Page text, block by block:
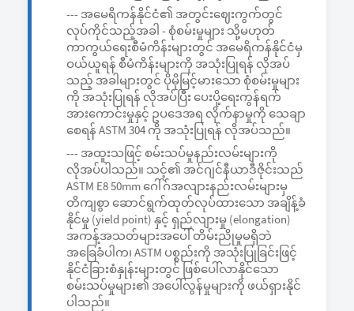
--- အမေရိကန်နိုင်ငံ၏ အတွင်းဈေးကွက်တွင်
လုပ်ကိုင်သည့်အခါ - စုံစမ်းမှုများ သို့မဟုတ်
ကာကွယ်ရေးစီမံကိန်းများတွင် အမေရိကန်နိုင်ငံမှ
ဝယ်ယူရန် စီမံကိန်းများကို အသုံးပြုရန် လိုအပ်
သည့် အခါများတွင် ပိုမိုမြင့်မားသော စုံစမ်းမှုများ
ကို အသုံးပြုရန် လိုအပ်ပြီး ပေးပို့ရေးကွန်ရက်
အားကောင်းမှုနှင့် ဥပဒေအရ လိုက်နာမှုကို သေချာ
စေရန် ASTM 304 ကို အသုံးပြုရန် လိုအပ်သည်။
--- အထူးသဖြင့် စမ်းသပ်မှုနည်းလမ်းများကို
လိုအပ်ပါသည်။ သင့်၏ အင်ဂျင်နီယာဒီဇိုင်းသည်
ASTM E8 50mm ဂေါ်ဂ်အလျားနည်းလမ်းများမှ
တိကျစွာ ဆောင်ရွက်ထုတ်လုပ်ထားသော အချိန့်ခံ
နိုင်မှု (yield point) နှင့် ရှည်လျားမှု (elongation)
အကန့်အသတ်များအပေါ် တိမ်းညိုမှုမရှိဘဲ
အခြေခံပါက၊ ASTM ပစ္စည်းကို အသုံးပြုခြင်းဖြင့်
နိုင်ငံခြားစံနှုန်းများတွင် ဖြစ်ပေါ်လာနိုင်သော
စမ်းသပ်မှုများ၏ အပေါ်လွန်မှုများကို ဖယ်ရှားနိုင်
ပါသည်။